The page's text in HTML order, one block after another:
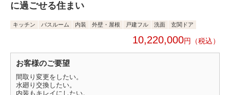
に過ごせる住まい
キッチン バスルーム 内装 外壁・屋根 戸建フル 洗面 玄関ドア
10,220,000円
お客様のご要望
間取り変更をしたい。
水廻り交換したい。
内装もキレイにしたい。